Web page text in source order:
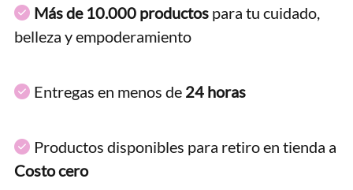
Más de 10.000 productos para tu cuidado,
belleza y empoderamiento
Entregas en menos de 24 horas
Productos disponibles para retiro en tienda a
Costo cero